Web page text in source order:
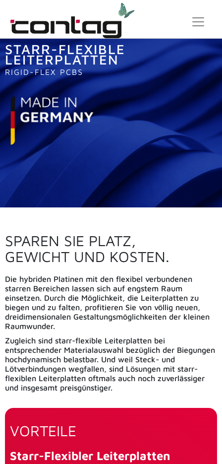
STARR-FLEXIBLE
LEITERPLATTEN
RIGID-FLEX PCBS
SPAREN SIE PLATZ,
GEWICHT UND KOSTEN.
Die hybriden Platinen mit den flexibel verbundenen
starren Bereichen lassen sich auf engstem Raum
einsetzen. Durch die Möglichkeit, die Leiterplatten zu
biegen und zu falten, profitieren Sie von völlig neuen,
dreidimensionalen Gestaltungsmöglichkeiten der kleinen
Raumwunder.
Zugleich sind starr-flexible Leiterplatten bei
entsprechender Materialauswahl bezüglich der Biegungen
hochdynamisch belastbar. Und weil Steck- und
Lötverbindungen wegfallen, sind Lösungen mit starr-
flexiblen Leiterplatten oftmals auch noch zuverlässiger
und insgesamt preisgünstiger.
VORTEILE
Starr-Flexibler Leiterplatten